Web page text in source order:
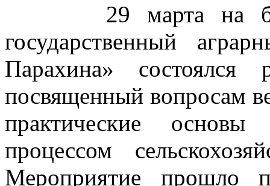
29 марта на
государственный
Парахина» состоялся
посвященный вопросам
практические основы
процессом
Мероприятие прошло